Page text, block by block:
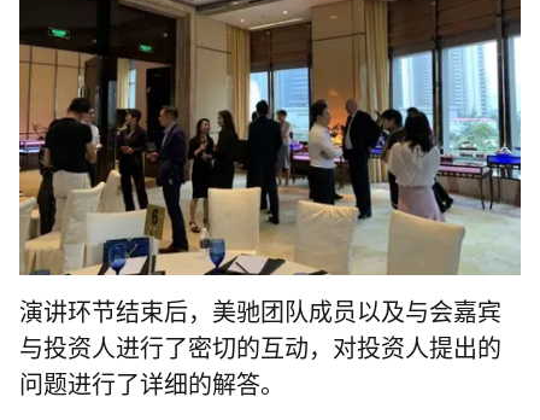
演讲环节结束后，美驰团队成员以及与会嘉宾
与投资人进行了密切的互动，对投资人提出的
问题进行了详细的解答。